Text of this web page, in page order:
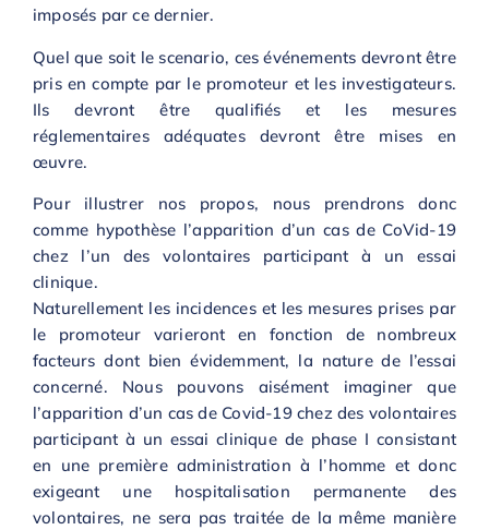
imposés par ce dernier.
Quel que soit le scenario, ces événements devront être
pris en compte par le promoteur et les investigateurs.
Ils devront être qualifiés et les mesures
réglementaires adéquates devront être mises en
œuvre.
Pour illustrer nos propos, nous prendrons donc
comme hypothèse l’apparition d’un cas de CoVid-19
chez l’un des volontaires participant à un essai
clinique.
Naturellement les incidences et les mesures prises par
le promoteur varieront en fonction de nombreux
facteurs dont bien évidemment, la nature de l’essai
concerné. Nous pouvons aisément imaginer que
l’apparition d’un cas de Covid-19 chez des volontaires
participant à un essai clinique de phase I consistant
en une première administration à l’homme et donc
exigeant une hospitalisation permanente des
volontaires, ne sera pas traitée de la même manière